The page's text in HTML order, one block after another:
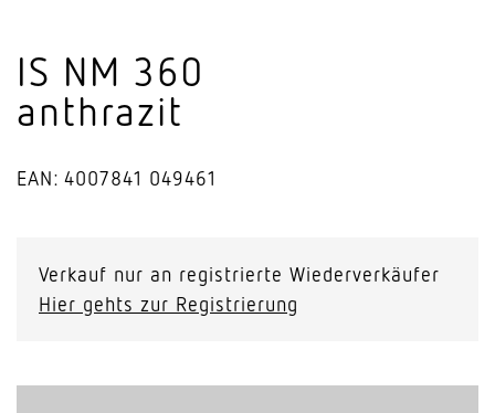
IS NM 360
anthrazit
EAN: 4007841 049461
Verkauf nur an registrierte Wiederverkäufer
Hier gehts zur Registrierung